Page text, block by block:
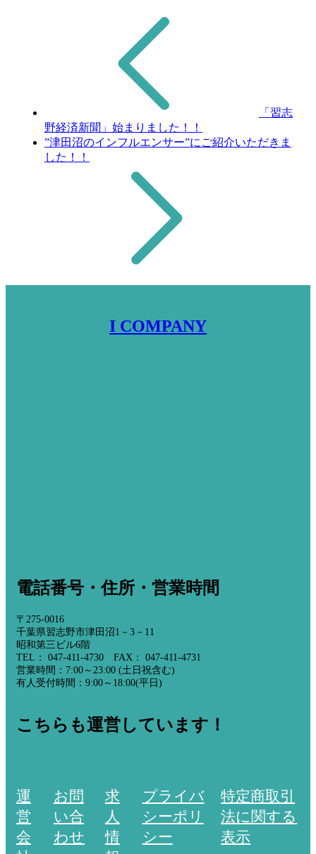
「習志
野経済新聞」始まりました！！
”津田沼のインフルエンサー”にご紹介いただきま
した！！
I COMPANY
電話番号・住所・営業時間
〒275-0016
千葉県習志野市津田沼1－3－11
昭和第三ビル6階
TEL： 047-411-4730 FAX： 047-411-4731
営業時間：7:00～23:00 (土日祝含む)
有人受付時間：9:00～18:00(平日)
こちらも運営しています！
運
営
会
お問
い合
わせ
求
人
情
プライバ
シーポリ
シー
特定商取引
法に関する
表示